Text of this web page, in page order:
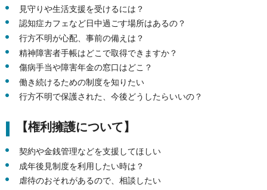
見守りや生活支援を受けるには？
認知症カフェなど日中過ごす場所はあるの？
行方不明が心配、事前の備えは？
精神障害者手帳はどこで取得できますか？
傷病手当や障害年金の窓口はどこ？
働き続けるための制度を知りたい
行方不明で保護された、今後どうしたらいいの？
【権利擁護について】
契約や金銭管理などを支援してほしい
成年後見制度を利用したい時は？
虐待のおそれがあるので、相談したい